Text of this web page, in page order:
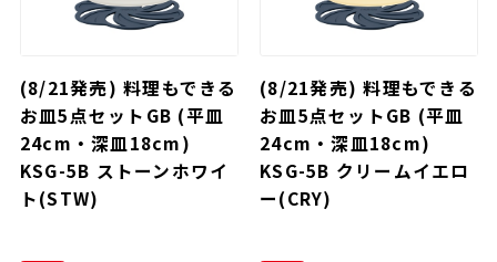
(8/21発売) 料理もできる
お皿5点セットGB (平皿
24cm・深皿18cm)
KSG-5B ストーンホワイ
ト(STW)
(8/21発売) 料理もできる
お皿5点セットGB (平皿
24cm・深皿18cm)
KSG-5B クリームイエロ
ー(CRY)